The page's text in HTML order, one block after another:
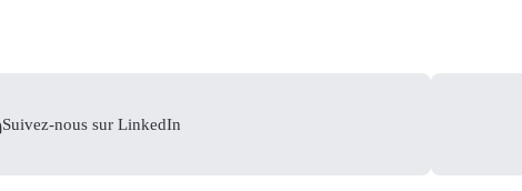
Suivez-nous sur LinkedIn